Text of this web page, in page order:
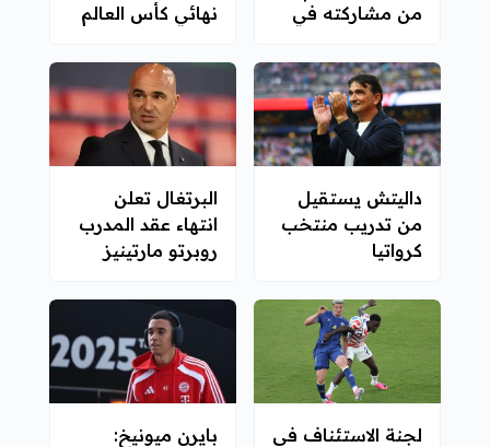
من مشاركته في
نهائي كأس العالم
داليتش يستقيل
من تدريب منتخب
كرواتيا
البرتغال تعلن
انتهاء عقد المدرب
روبرتو مارتينيز
لجنة الاستئناف في
بايرن ميونيخ: